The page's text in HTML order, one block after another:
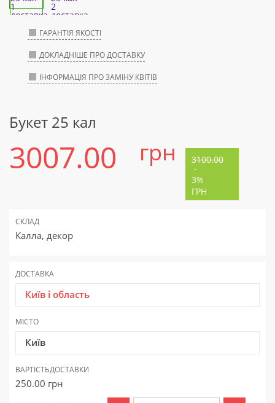
ГАРАНТІЯ ЯКОСТІ
ДОКЛАДНІШЕ ПРО ДОСТАВКУ
ІНФОРМАЦІЯ ПРО ЗАМІНУ КВІТІВ
Букет 25 кал
3007.00 грн 3100.00
-
3%
ГРН
СКЛАД
Калла, декор
ДОСТАВКА
Київ і область
МІСТО
Київ
ВАРТІСТЬДОСТАВКИ
250.00 грн